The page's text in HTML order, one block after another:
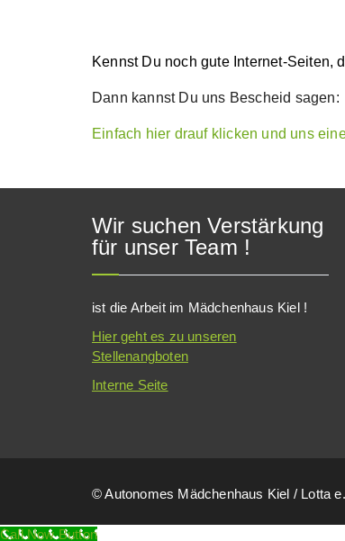
Kennst Du noch gute Internet-Seiten,
Dann kannst Du uns Bescheid sagen:
Einfach hier drauf klicken und uns
Wir suchen Verstärkung
für unser Team !
ist die Arbeit im Mädchenhaus Kiel !
Hier geht es zu unseren
Stellenangboten
Interne Seite
© Autonomes Mädchenhaus Kiel / Lotta
Call Now Button